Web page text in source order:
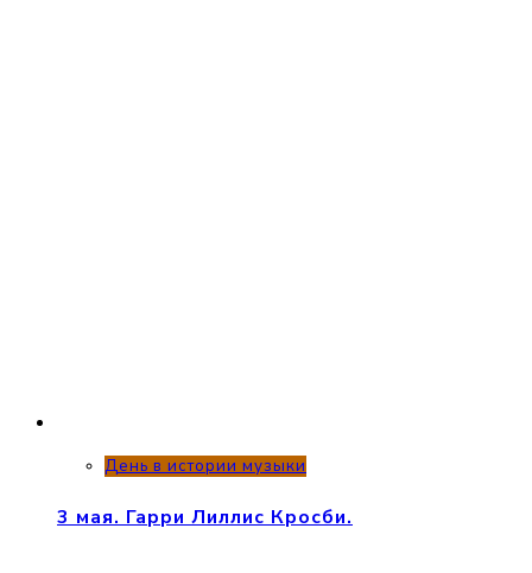
День в истории музыки
3 мая. Гарри Лиллис Кросби.